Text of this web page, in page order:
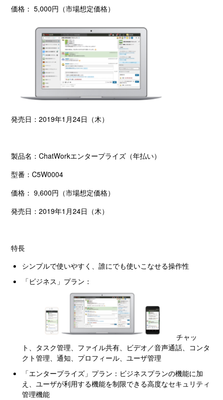
価格：5,000円（市場想定価格）
発売日：2019年1 月24日（木）
製品名：ChatWorkエンタープライズ（年払い）
型番：C5W0004
価格：9,600円（市場想定価格）
発売日：2019年1 月24日（木）
特長
シンプルで使いやすく、誰にでも使いこなせる操作性
「ビジネス」プラン：
チャッ
ト、タスク管理、ファイル共有、ビデオ／音声通話、コンタ
クト管理、通知、プロフィール、ユーザ管理
「エンタープライズ」プラン：ビジネスプランの機能に加
え、ユーザが利用する機能を制限できる高度なセキュリティ
管理機能